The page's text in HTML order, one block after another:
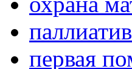
первая